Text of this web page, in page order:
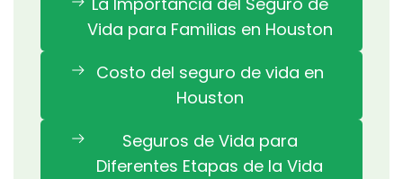
Vida para Familias en Houston
Costo del seguro de vida en
Houston
Seguros de Vida para
Diferentes Etapas de la Vida